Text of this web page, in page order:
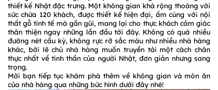
thiết kế Nhật đặc trưng. Một không gian khá rộng thoáng với
sức chứa 120 khách, được thiết kế hiện đại, ấm cúng với nội
thất gỗ tinh tế mà gần gũi, mang lại cho thực khách cảm giác
thân thiện ngay những lần đầu tới đây. Không có quá nhiều
đường nét cầu kỳ, không rực rỡ sắc màu như nhiều nhà hàng
khác, bởi lẽ chủ nhà hàng muốn truyền tải một cách chân
thực nhất về tinh thần của người Nhật, đơn giản nhưng sang
trọng.
Mời bạn tiếp tục khám phá thêm về không gian và món ăn
của nhà hàng qua những bức hình dưới đây nhé!